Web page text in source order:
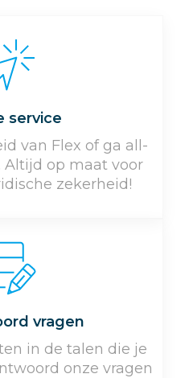
service
van Flex of ga all-
op maat voor
zekerheid!
vragen
in de talen die je
onze vragen